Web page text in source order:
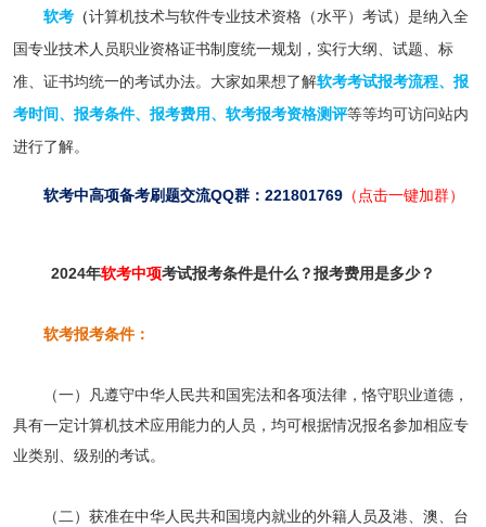
软考（计算机技术与软件专业技术资格（水平）考试）是纳入全
国专业技术人员职业资格证书制度统一规划，实行大纲、试题、标
准、证书均统一的考试办法。 大家如果想了解软考考试报考流程、 报
考时间、 报考条件、 报考费用、 软考报考资格测评等等均可访问站内
进行了解。
软考中高项备考刷题交流QQ群：221801769（点击一键加群）
2024年软考中项考试报考条件是什么？报考费用是多少？
软考报考条件：
（一）凡遵守中华人民共和国宪法和各项法律，恪守职业道德，
具有一定计算机技术应用能力的人员，均可根据情况报名参加相应专
业类别、级别的考试。
（二）获准在中华人民共和国境内就业的外籍人员及港、澳、台